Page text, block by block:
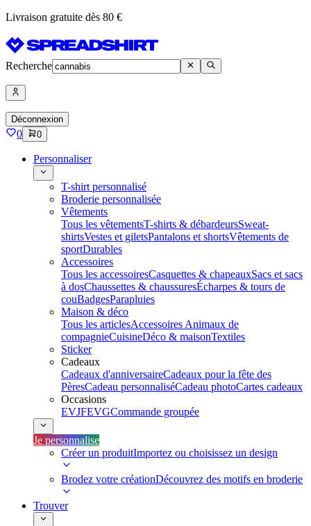
Livraison gratuite dès 80 €
Recherche
Déconnexion
0 0
Personnaliser
T-shirt personnalisé
Broderie personnalisée
Vêtements
Tous les vêtementsT-shirts & débardeursSweat-
shirtsVestes et giletsPantalons et shortsVêtements de
sportDurables
Accessoires
Tous les accessoiresCasquettes & chapeauxSacs et sacs
à dosChaussettes & chaussuresÉcharpes & tours de
couBadgesParapluies
Maison & déco
Tous les articlesAccessoires Animaux de
compagnieCuisineDéco & maisonTextiles
Sticker
Cadeaux
Cadeaux d'anniversaireCadeaux pour la fête des
PèresCadeau personnaliséCadeau photoCartes cadeaux
Occasions
EVJFEVGCommande groupée
Je personnalise
Créer un produitImportez ou choisissez un design
Brodez votre créationDécouvrez des motifs en broderie
Trouver